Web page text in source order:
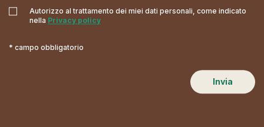
Autorizzo al trattamento dei miei dati personali, come indicato
nella Privacy policy
* campo obbligatorio
Invia